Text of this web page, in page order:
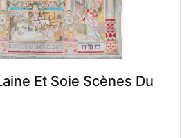
Et Soie Scènes Du